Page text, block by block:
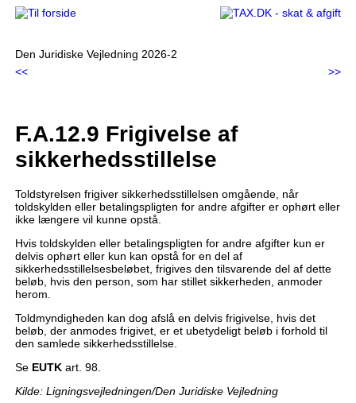
Den Juridiske Vejledning 2026-2
<<
>>
F.A.12.9 Frigivelse af
sikkerhedsstillelse
Toldstyrelsen frigiver sikkerhedsstillelsen omgående, når
toldskylden eller betalingspligten for andre afgifter er ophørt eller
ikke længere vil kunne opstå.
Hvis toldskylden eller betalingspligten for andre afgifter kun er
delvis ophørt eller kun kan opstå for en del af
sikkerhedsstillelsesbeløbet, frigives den tilsvarende del af dette
beløb, hvis den person, som har stillet sikkerheden, anmoder
herom.
Toldmyndigheden kan dog afslå en delvis frigivelse, hvis det
beløb, der anmodes frigivet, er et ubetydeligt beløb i forhold til
den samlede sikkerhedsstillelse.
Se EUTKart. 98.
Kilde: Ligningsvejledningen/Den Juridiske Vejledning